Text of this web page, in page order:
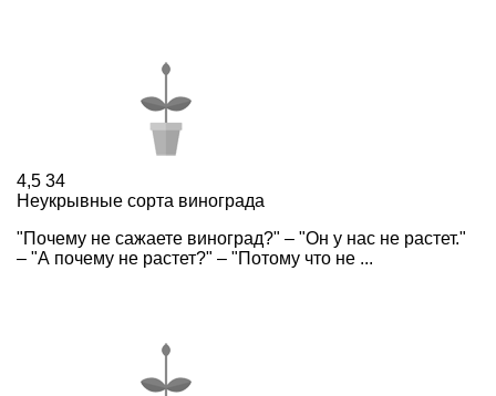
4,5 34
Неукрывные сорта винограда
"Почему не сажаете виноград?" – "Он у нас не растет."
– "А почему не растет?" – "Потому что не ...